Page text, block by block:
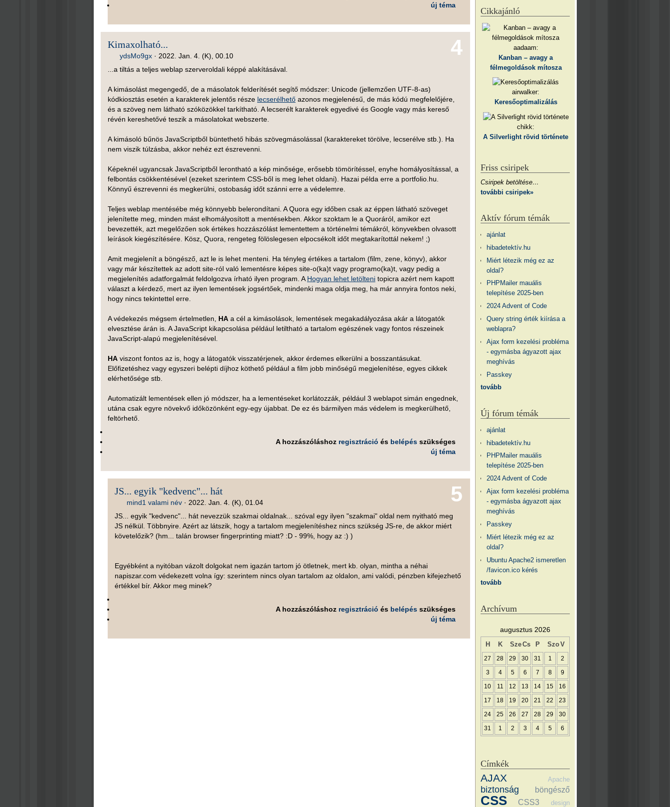
új téma
4
Kimaxolható...
ydsMo9gx· 2022. Jan. 4. (K), 00.10
...a tiltás a teljes weblap szerveroldali képpé alakításával.
A kimásolást megengedő, de a másolatok felderítését segítő módszer: Unicode (jellemzően UTF-8-as)
kódkiosztás esetén a karakterek jelentős része lecserélhetőazonos megjelenésű, de más kódú megfelelőjére,
és a szöveg nem látható szóközökkel tarkítható. A lecserélt karakterek egyedivé és Google vagy más kereső
révén kereshetővé teszik a másolatokat webszerte.
A kimásoló bűnös JavaScriptből büntethető hibás szövegmásolással (karaktereket törölve, lecserélve stb.). Ha
nem viszik túlzásba, akkor nehéz ezt észrevenni.
Képeknél ugyancsak JavaScriptből lerontható a kép minősége, erősebb tömörítéssel, enyhe homályosítással, a
felbontás csökkentésével (ezeket szerintem CSS-ből is meg lehet oldani). Hazai példa erre a portfolio.hu.
Könnyű észrevenni és megkerülni, ostobaság időt szánni erre a védelemre.
Teljes weblap mentésébe még könnyebb belerondítani. A Quora egy időben csak az éppen látható szöveget
jelenítette meg, minden mást elhomályosított a mentésekben. Akkor szoktam le a Quoráról, amikor ezt
bevezették, azt megelőzően sok értékes hozzászólást lementettem a történelmi témákról, könyvekben olvasott
leírások kiegészítésére. Kösz, Quora, rengeteg fölöslegesen elpocsékolt időt megtakarítottál nekem! ;)
Amit megjelenít a böngésző, azt le is lehet menteni. Ha tényleg értékes a tartalom (film, zene, könyv), akkor
vagy már készítettek az adott site-ról való lementésre képes site-o(ka)t vagy programo(ka)t, vagy pedig a
megjelenítés adatforgalmát feldolgozva írható ilyen program. AHogyan lehet letöltenitopicra azért nem kapott
választ a kérdező, mert az ilyen lementések jogsértőek, mindenki maga oldja meg, ha már annyira fontos neki,
hogy nincs tekintettel erre.
A védekezés mégsem értelmetlen, HAa cél a kimásolások, lementések megakadályozása akár a látogatók
elvesztése árán is. A JavaScript kikapcsolása például letiltható a tartalom egészének vagy fontos részeinek
JavaScript-alapú megjelenítésével.
HAviszont fontos az is, hogy a látogatók visszatérjenek, akkor érdemes elkerülni a bosszantásukat.
Előfizetéshez vagy egyszeri belépti díjhoz köthető például a film jobb minőségű megjelenítése, egyes cikkek
elérhetősége stb.
Automatizált lementések ellen jó módszer, ha a lementéseket korlátozzák, például 3 weblapot simán engednek,
utána csak egyre növekvő időközönként egy-egy újabbat. De ez és bármilyen más védelem is megkerülhető,
feltörhető.
A hozzászóláshoz regisztráció és belépésszükséges
új téma
5
JS... egyik "kedvenc"... hát
mind1 valami név · 2022. Jan. 4. (K), 01.04
JS... egyik "kedvenc"... hát nevezzük szakmai oldalnak... szóval egy ilyen "szakmai" oldal nem nyitható meg
JS nélkül. Többnyire. Azért az látszik, hogy a tartalom megjelenítéshez nincs szükség JS-re, de akkor miért
követelőzik? (hm... talán browser fingerprinting miatt? :D - 99%, hogy az :) )
Egyébként a nyitóban vázolt dolgokat nem igazán tartom jó ötletnek, mert kb. olyan, mintha a néhai
napiszar.com védekezett volna így: szerintem nincs olyan tartalom az oldalon, ami valódi, pénzben kifejezhető
értékkel bír. Akkor meg minek?
A hozzászóláshoz regisztráció és belépésszükséges
új téma
Cikkajánló
aadaam:
Kanban – avagy a
félmegoldások mítosza
airwalker:
Keresőoptimalizálás
chikk:
A Silverlight rövid története
Friss csiripek
Csiripek betöltése…
további csiripek»
Aktív fórum témák
ajánlat
hibadetektív.hu
Miért létezik még ez az
oldal?
PHPMailer mauális
telepítése 2025-ben
2024 Advent of Code
Query string érték kiírása a
weblapra?
Ajax form kezelési probléma
- egymásba ágyazott ajax
meghívás
Passkey
tovább
Új fórum témák
ajánlat
hibadetektív.hu
PHPMailer mauális
telepítése 2025-ben
2024 Advent of Code
Ajax form kezelési probléma
- egymásba ágyazott ajax
meghívás
Passkey
Miért létezik még ez az
oldal?
Ubuntu Apache2 ismeretlen
/favicon.ico kérés
tovább
Archívum
augusztus 2026
H K SzeCs P SzoV
27 28 29 30 31 1 2
3 4 5 6 7 8 9
10 11 12 13 14 15 16
17 18 19 20 21 22 23
24 25 26 27 28 29 30
31 1 2 3 4 5 6
Címkék
AJAX Apache
biztonság böngésző
CSS CSS3 design